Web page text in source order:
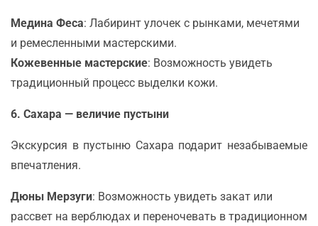
Медина Феса: Лабиринт улочек с рынками, мечетями
и ремесленными мастерскими.
Кожевенные мастерские: Возможность увидеть
традиционный процесс выделки кожи.
6. Сахара — величие пустыни
Экскурсия в пустыню Сахара подарит незабываемые
впечатления.
Дюны Мерзуги: Возможность увидеть закат или
рассвет на верблюдах и переночевать в традиционном